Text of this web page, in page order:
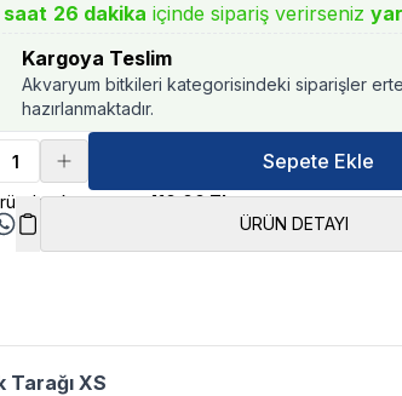
saat 26 dakika içinde sipariş verirseniz
Kargoya Teslim
Akvaryum bitkileri kategorisindeki siparişler
hazırlanmaktadır.
Sepete Ekle
kazancınız410.00 TL
ÜRÜN DETAYI
Tarağı XS